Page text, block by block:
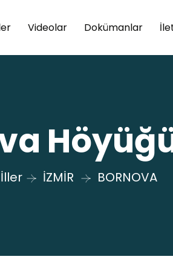
Videolar Dokümanlar
İller İZMİR BORNOVA